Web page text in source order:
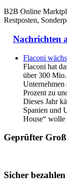
B2B Online
Restposten,
Nachrichten
Flaconi
Flaconi hat
über 300
Unternehmen
Prozent zu
Dieses Jahr
Spanien und
House“
Geprüfter
Sicher